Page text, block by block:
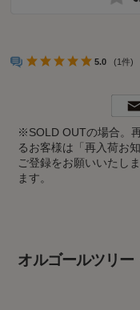
5.0 (1件)
※SOLD OUTの場合。
るお客様は「再入荷お
ご登録をお願いいたし
ます。
オルゴールツリー